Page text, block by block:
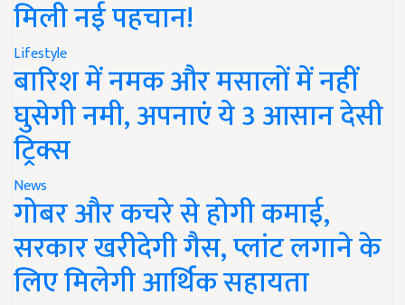
मिली नई पहचान!
Lifestyle
बारिश में नमक और मसालों में नहीं
घुसेगी नमी, अपनाएं ये 3 आसान देसी
ट्रिक्स
News
गोबर और कचरे से होगी कमाई,
सरकार खरीदेगी गैस, प्लांट लगाने के
लिए मिलेगी आर्थिक सहायता